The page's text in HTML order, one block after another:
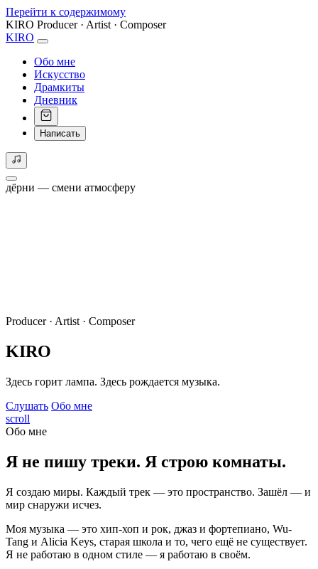
Перейти к содержимому
KIRO Producer · Artist · Composer
KIRO
Обо мне
Искусство
Драмкиты
Дневник
Написать
дёрни — смени атмосферу
Producer · Artist · Composer
KIRO
Здесь горит лампа. Здесь рождается музыка.
Слушать Обо мне
scroll
Обо мне
Я не пишу треки. Я строю комнаты.
Я создаю миры. Каждый трек — это пространство. Зашёл — и
мир снаружи исчез.
Моя музыка — это хип-хоп и рок, джаз и фортепиано, Wu-
Tang и Alicia Keys, старая школа и то, чего ещё не существует.
Я не работаю в одном стиле — я работаю в своём.